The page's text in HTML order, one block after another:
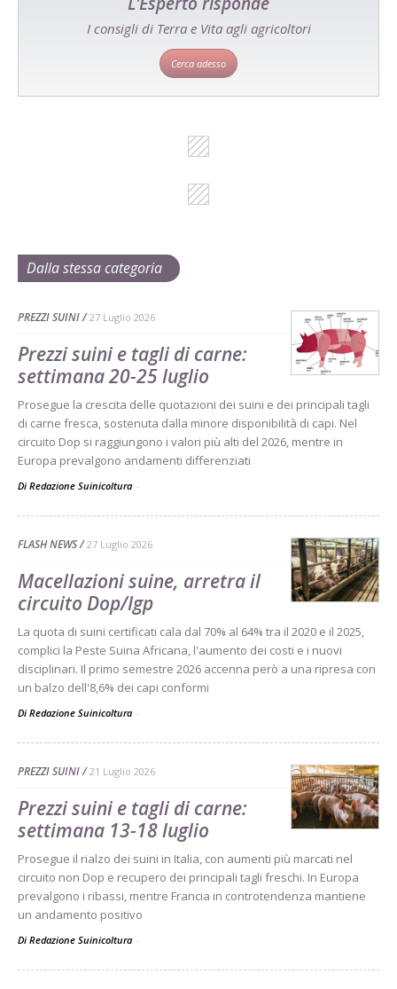
I consigli di Terra e Vita agli agricoltori
Cerca adesso
Dalla stessa categoria
PREZZI SUINI 27 Luglio 2026
Prezzi suini e tagli di carne:
settimana 20-25 luglio
Prosegue la crescita delle quotazioni dei suini e dei principali tagli
di carne fresca, sostenuta dalla minore disponibilità di capi. Nel
circuito Dop si raggiungono i valori più alti del 2026, mentre in
Europa prevalgono andamenti differenziati
Di Redazione Suinicoltura -
FLASH NEWS 27 Luglio 2026
Macellazioni suine, arretra il
circuito Dop/Igp
La quota di suini certificati cala dal 70% al 64% tra il 2020 e il 2025,
complici la Peste Suina Africana, l'aumento dei costi e i nuovi
disciplinari. Il primo semestre 2026 accenna però a una ripresa con
un balzo dell'8,6% dei capi conformi
Di Redazione Suinicoltura -
PREZZI SUINI 21 Luglio 2026
Prezzi suini e tagli di carne:
settimana 13-18 luglio
Prosegue il rialzo dei suini in Italia, con aumenti più marcati nel
circuito non Dop e recupero dei principali tagli freschi. In Europa
prevalgono i ribassi, mentre Francia in controtendenza mantiene
un andamento positivo
Di Redazione Suinicoltura -